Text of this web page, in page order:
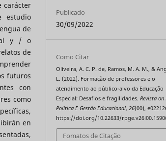
carácter
estudio
de
y / o
de
futuros
con
como
en
Publicado
30/09/2022
Como Citar
Oliveira, A. C. P. de, Ramos, M. A. M., &
L. (2022). Formação de professores e o
atendimento ao público-alvo da Educação
Especial: Desafios e fragilidades.Revista on
Política E Gestão Educacional,26(00),
https://doi.org/10.22633/
Fomatos de Citação